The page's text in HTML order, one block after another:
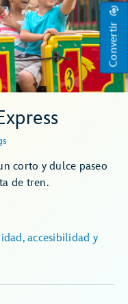
Convertir
corto y dulce paseo
de tren.
accesibilidad y